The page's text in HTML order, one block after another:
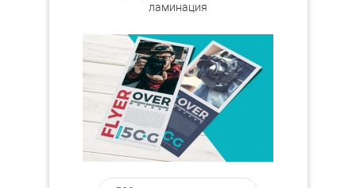
ламинация